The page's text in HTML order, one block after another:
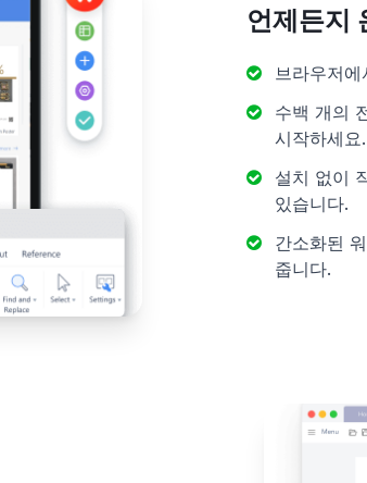
언제든지
브라우저
수백 개의
시작하세요.
설치 없이
있습니다.
간소화된
줍니다.